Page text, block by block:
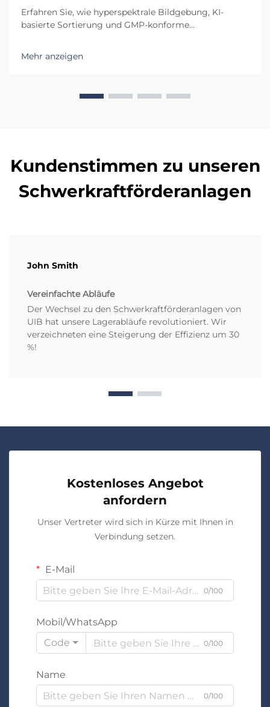
Erfahren Sie, wie hyperspektrale Bildgebung, KI-
basierte Sortierung und GMP-konforme
Sortieranlagen für Lebensmittel und Pharmazeutika
ermöglichen. Sehen Sie den realen ROI modularer,
Mehr anzeigen
Kundenstimmen zu unseren
Schwerkraftförderanlagen
John Smith
Vereinfachte Abläufe
Der Wechsel zu den Schwerkraftförderanlagen von
UIB hat unsere Lagerabläufe revolutioniert. Wir
verzeichneten eine Steigerung der Effizienz um 30
%!
Kostenloses Angebot
anfordern
Unser Vertreter wird sich in Kürze mit Ihnen in
Verbindung setzen.
E-Mail
0/100
Mobil/WhatsApp
Code
0/100
Name
0/100